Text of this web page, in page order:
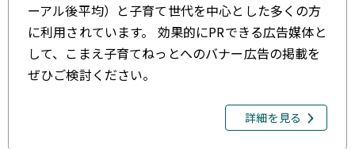
ーアル後平均）と子育て世代を中心とした多くの方
に利用されています。 効果的にPRできる広告媒体と
して、こまえ子育てねっとへのバナー広告の掲載を
ぜひご検討ください。
詳細を見る